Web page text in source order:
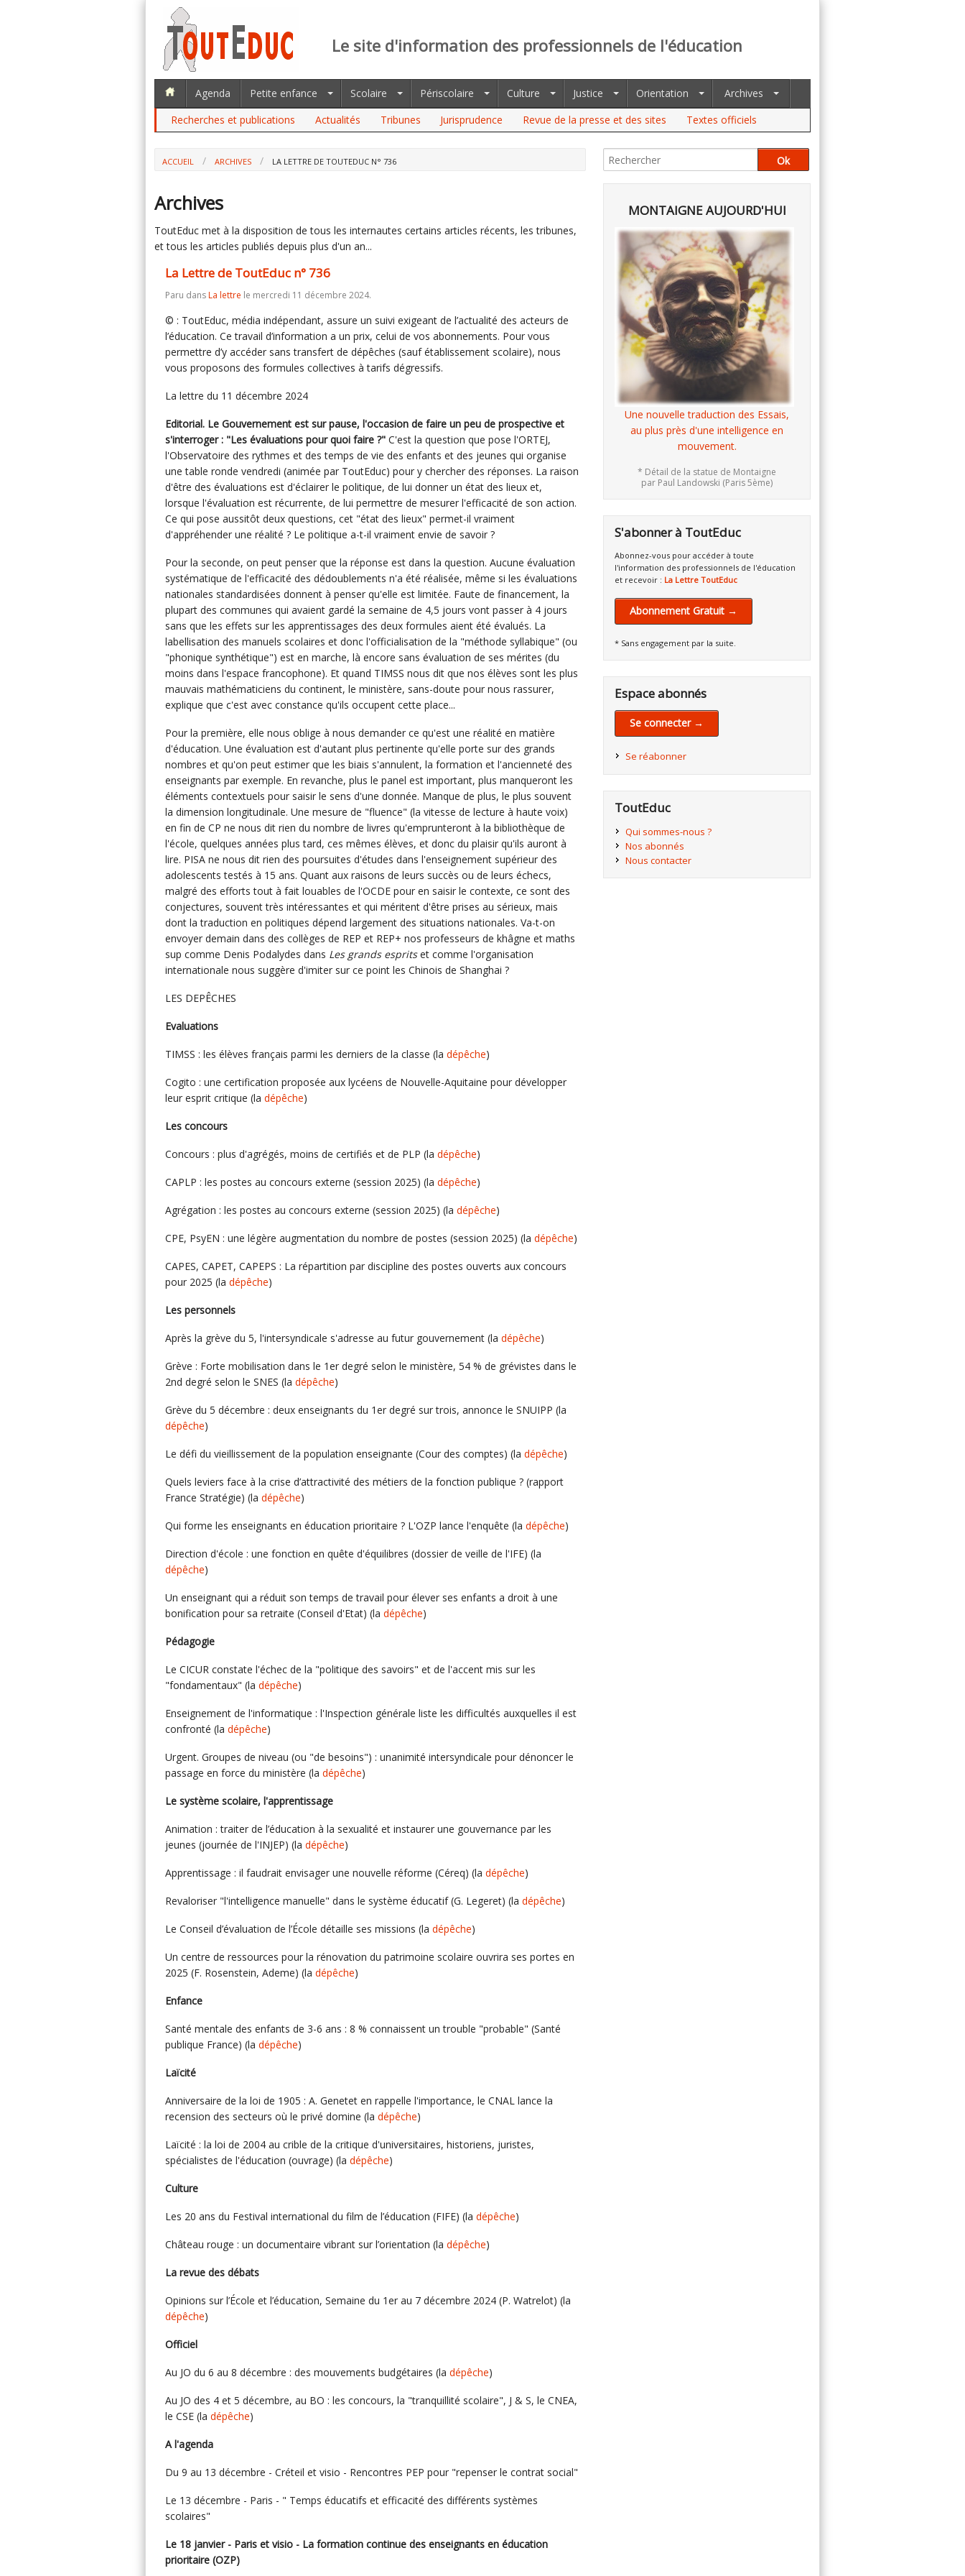
Le site d'information des professionnels de l'éducation
Agenda Petite enfance Scolaire Périscolaire Culture Justice Orientation
Archives
Recherches et publications
Actualités Tribunes Jurisprudence Revue de la presse et des sites Textes officiels
ACCUEIL ARCHIVES LA LETTRE DE TOUTEDUC N° 736
Archives
ToutEduc met à la disposition de tous les internautes certains articles récents, les tribunes,
et tous les articles publiés depuis plus d'un an...
La Lettre de ToutEduc n° 736
Paru dansLa lettre le mercredi 11 décembre 2024.
© : ToutEduc, média indépendant, assure un suivi exigeant de l’actualité des acteurs de
l’éducation. Ce travail d’information a un prix, celui de vos abonnements. Pour vous
permettre d’y accéder sans transfert de dépêches (sauf établissement scolaire), nous
vous proposons des formules collectives à tarifs dégressifs.
La lettre du 11 décembre 2024
Editorial. Le Gouvernement est sur pause, l'occasion de faire un peu de prospective et
s'interroger : "Les évaluations pour quoi faire ?" C'est la question que pose l'ORTEJ,
l'Observatoire des rythmes et des temps de vie des enfants et des jeunes qui organise
une table ronde vendredi (animée par ToutEduc) pour y chercher des réponses. La raison
d'être des évaluations est d'éclairer le politique, de lui donner un état des lieux et,
lorsque l'évaluation est récurrente, de lui permettre de mesurer l'efficacité de son action.
Ce qui pose aussitôt deux questions, cet "état des lieux" permet-il vraiment
d'appréhender une réalité ? Le politique a-t-il vraiment envie de savoir ?
Pour la seconde, on peut penser que la réponse est dans la question. Aucune évaluation
systématique de l'efficacité des dédoublements n'a été réalisée, même si les évaluations
nationales standardisées donnent à penser qu'elle est limitée. Faute de financement, la
plupart des communes qui avaient gardé la semaine de 4,5 jours vont passer à 4 jours
sans que les effets sur les apprentissages des deux formules aient été évalués. La
labellisation des manuels scolaires et donc l'officialisation de la "méthode syllabique" (ou
"phonique synthétique") est en marche, là encore sans évaluation de ses mérites (du
moins dans l'espace francophone). Et quand TIMSS nous dit que nos élèves sont les plus
mauvais mathématiciens du continent, le ministère, sans-doute pour nous rassurer,
explique que c'est avec constance qu'ils occupent cette place...
Pour la première, elle nous oblige à nous demander ce qu'est une réalité en matière
d'éducation. Une évaluation est d'autant plus pertinente qu'elle porte sur des grands
nombres et qu'on peut estimer que les biais s'annulent, la formation et l'ancienneté des
enseignants par exemple. En revanche, plus le panel est important, plus manqueront les
éléments contextuels pour saisir le sens d'une donnée. Manque de plus, le plus souvent
la dimension longitudinale. Une mesure de "fluence" (la vitesse de lecture à haute voix)
en fin de CP ne nous dit rien du nombre de livres qu'emprunteront à la bibliothèque de
l'école, quelques années plus tard, ces mêmes élèves, et donc du plaisir qu'ils auront à
lire. PISA ne nous dit rien des poursuites d'études dans l'enseignement supérieur des
adolescents testés à 15 ans. Quant aux raisons de leurs succès ou de leurs échecs,
malgré des efforts tout à fait louables de l'OCDE pour en saisir le contexte, ce sont des
conjectures, souvent très intéressantes et qui méritent d'être prises au sérieux, mais
dont la traduction en politiques dépend largement des situations nationales. Va-t-on
envoyer demain dans des collèges de REP et REP+ nos professeurs de khâgne et maths
sup comme Denis Podalydes dans Les grands espritset comme l'organisation
internationale nous suggère d'imiter sur ce point les Chinois de Shanghai ?
LES DEPÊCHES
Evaluations
TIMSS : les élèves français parmi les derniers de la classe (la dépêche)
Cogito : une certification proposée aux lycéens de Nouvelle-Aquitaine pour développer
leur esprit critique (la dépêche)
Les concours
Concours : plus d'agrégés, moins de certifiés et de PLP (la dépêche)
CAPLP : les postes au concours externe (session 2025) (la dépêche)
Agrégation : les postes au concours externe (session 2025) (la dépêche)
CPE, PsyEN : une légère augmentation du nombre de postes (session 2025) (la dépêche)
CAPES, CAPET, CAPEPS : La répartition par discipline des postes ouverts aux concours
pour 2025 (la dépêche)
Les personnels
Après la grève du 5, l'intersyndicale s'adresse au futur gouvernement (la dépêche)
Grève : Forte mobilisation dans le 1er degré selon le ministère, 54 % de grévistes dans le
2nd degré selon le SNES (la dépêche)
Grève du 5 décembre : deux enseignants du 1er degré sur trois, annonce le SNUIPP (la
dépêche)
Le défi du vieillissement de la population enseignante (Cour des comptes) (la dépêche)
Quels leviers face à la crise d’attractivité des métiers de la fonction publique ? (rapport
France Stratégie) (la dépêche)
Qui forme les enseignants en éducation prioritaire ? L'OZP lance l'enquête (la dépêche)
Direction d'école : une fonction en quête d'équilibres (dossier de veille de l'IFE) (la
dépêche)
Un enseignant qui a réduit son temps de travail pour élever ses enfants a droit à une
bonification pour sa retraite (Conseil d'Etat) (la dépêche)
Pédagogie
Le CICUR constate l'échec de la "politique des savoirs" et de l'accent mis sur les
"fondamentaux" (la dépêche)
Enseignement de l'informatique : l'Inspection générale liste les difficultés auxquelles il est
confronté (la dépêche)
Urgent. Groupes de niveau (ou "de besoins") : unanimité intersyndicale pour dénoncer le
passage en force du ministère (la dépêche)
Le système scolaire, l'apprentissage
Animation : traiter de l’éducation à la sexualité et instaurer une gouvernance par les
jeunes (journée de l'INJEP) (la dépêche)
Apprentissage : il faudrait envisager une nouvelle réforme (Céreq) (la dépêche)
Revaloriser "l'intelligence manuelle" dans le système éducatif (G. Legeret) (la dépêche)
Le Conseil d’évaluation de l’École détaille ses missions (la dépêche)
Un centre de ressources pour la rénovation du patrimoine scolaire ouvrira ses portes en
2025 (F. Rosenstein, Ademe) (la dépêche)
Enfance
Santé mentale des enfants de 3-6 ans : 8 % connaissent un trouble "probable" (Santé
publique France) (la dépêche)
Laïcité
Anniversaire de la loi de 1905 : A. Genetet en rappelle l'importance, le CNAL lance la
recension des secteurs où le privé domine (la dépêche)
Laïcité : la loi de 2004 au crible de la critique d'universitaires, historiens, juristes,
spécialistes de l'éducation (ouvrage) (la dépêche)
Culture
Les 20 ans du Festival international du film de l’éducation (FIFE) (la dépêche)
Château rouge : un documentaire vibrant sur l’orientation (la dépêche)
La revue des débats
Opinions sur l’École et l’éducation, Semaine du 1er au 7 décembre 2024 (P. Watrelot) (la
dépêche)
Officiel
Au JO du 6 au 8 décembre : des mouvements budgétaires (la dépêche)
Au JO des 4 et 5 décembre, au BO : les concours, la "tranquillité scolaire", J & S, le CNEA,
le CSE (la dépêche)
A l'agenda
Du 9 au 13 décembre - Créteil et visio - Rencontres PEP pour "repenser le contrat social"
Le 13 décembre - Paris - " Temps éducatifs et efficacité des différents systèmes
scolaires"
Le 18 janvier - Paris et visio - La formation continue des enseignants en éducation
prioritaire (OZP)
MONTAIGNE AUJOURD'HUI
Une nouvelle traduction des Essais,
au plus près d'une intelligence en
mouvement.
* Détail de la statue de Montaigne
par Paul Landowski (Paris 5ème)
S'abonner à ToutEduc
Abonnez-vous pour accéder à toute
l'information des professionnels de l'éducation
et recevoir : La Lettre ToutEduc
Abonnement Gratuit →
* Sans engagement par la suite.
Espace abonnés
Se connecter →
Se réabonner
ToutEduc
Qui sommes-nous ?
Nos abonnés
Nous contacter